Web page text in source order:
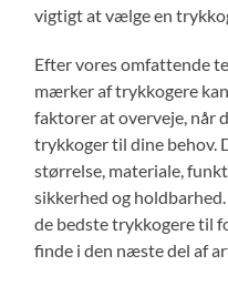
vigtigt at vælge en
Efter vores omfattende
mærker af trykkogere
faktorer at overveje, når
trykkoger til dine behov.
størrelse, materiale,
sikkerhed og
de bedste trykkogere til
finde i den næste del af